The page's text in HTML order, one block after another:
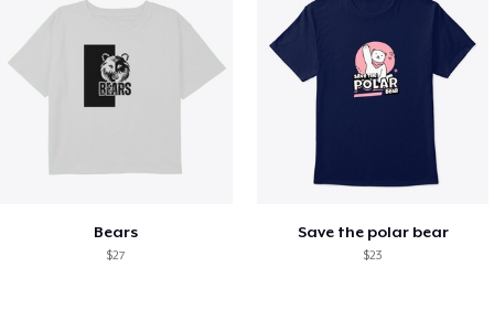
Bears
$27
Save the polar bear
$23